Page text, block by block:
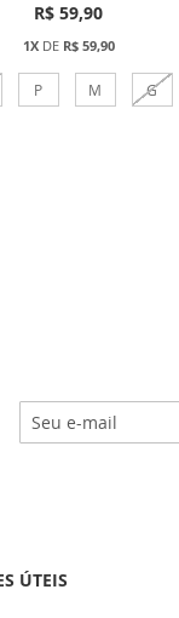
R$ 59,90
1XDE R$ 59,90
P M G
ÚTEIS